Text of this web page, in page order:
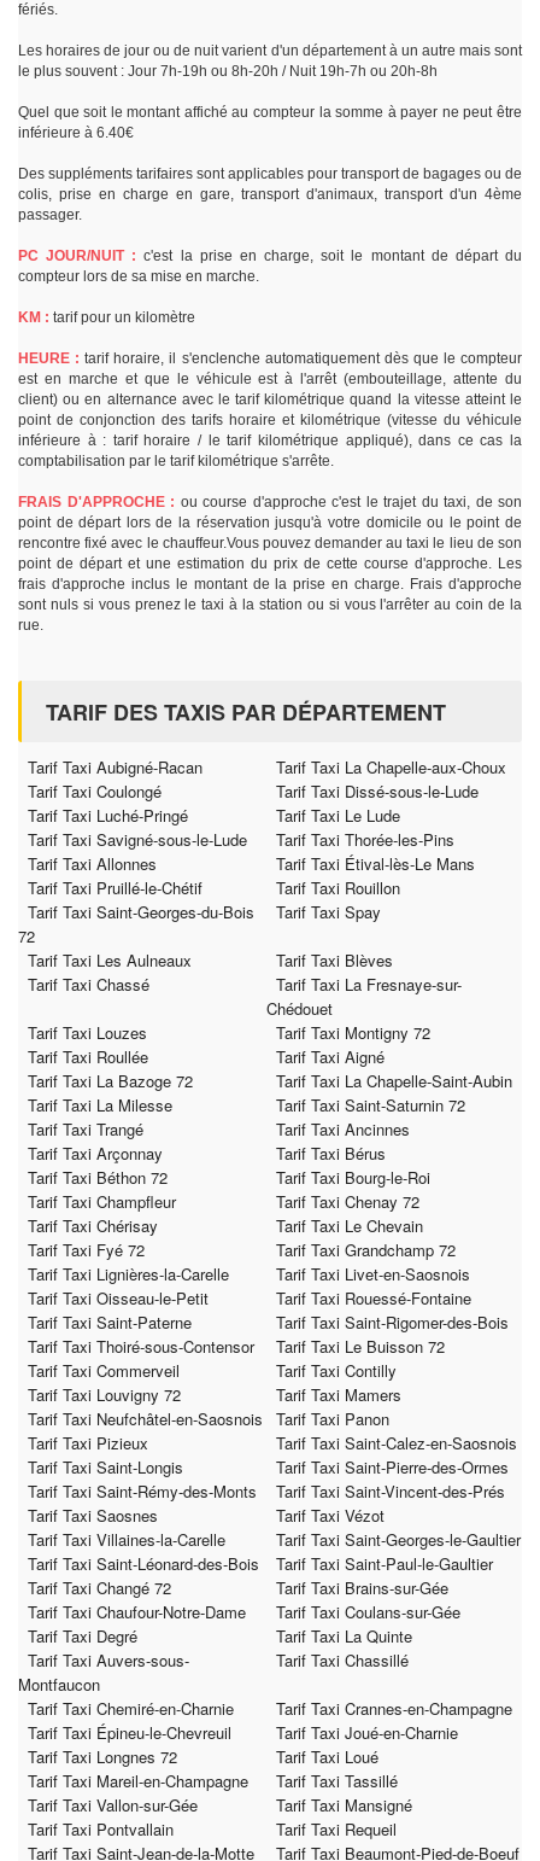
fériés.
Les horaires de jour ou de nuit varient d'un département à un autre mais sont
le plus souvent : Jour 7h-19h ou 8h-20h / Nuit 19h-7h ou 20h-8h
Quel que soit le montant affiché au compteur la somme à payer ne peut être
inférieure à 6.40€
Des suppléments tarifaires sont applicables pour transport de bagages ou de
colis, prise en charge en gare, transport d'animaux, transport d'un 4ème
passager.
PC JOUR/NUIT : c'est la prise en charge, soit le montant de départ du
compteur lors de sa mise en marche.
KM : tarif pour un kilomètre
HEURE : tarif horaire, il s'enclenche automatiquement dès que le compteur
est en marche et que le véhicule est à l'arrêt (embouteillage, attente du
client) ou en alternance avec le tarif kilométrique quand la vitesse atteint le
point de conjonction des tarifs horaire et kilométrique (vitesse du véhicule
inférieure à : tarif horaire / le tarif kilométrique appliqué), dans ce cas la
comptabilisation par le tarif kilométrique s'arrête.
FRAIS D'APPROCHE : ou course d'approche c'est le trajet du taxi, de son
point de départ lors de la réservation jusqu'à votre domicile ou le point de
rencontre fixé avec le chauffeur.Vous pouvez demander au taxi le lieu de son
point de départ et une estimation du prix de cette course d'approche. Les
frais d'approche inclus le montant de la prise en charge. Frais d'approche
sont nuls si vous prenez le taxi à la station ou si vous l'arrêter au coin de la
rue.
TARIF DES TAXIS PAR DÉPARTEMENT
Tarif Taxi Aubigné-Racan
Tarif Taxi La Chapelle-aux-Choux
Tarif Taxi Coulongé
Tarif Taxi Dissé-sous-le-Lude
Tarif Taxi Luché-Pringé
Tarif Taxi Le Lude
Tarif Taxi Savigné-sous-le-Lude
Tarif Taxi Thorée-les-Pins
Tarif Taxi Allonnes
Tarif Taxi Étival-lès-Le Mans
Tarif Taxi Pruillé-le-Chétif
Tarif Taxi Rouillon
Tarif Taxi Saint-Georges-du-Bois
72
Tarif Taxi Spay
Tarif Taxi Les Aulneaux
Tarif Taxi Blèves
Tarif Taxi Chassé
Tarif Taxi La Fresnaye-sur-
Chédouet
Tarif Taxi Louzes
Tarif Taxi Montigny 72
Tarif Taxi Roullée
Tarif Taxi Aigné
Tarif Taxi La Bazoge 72
Tarif Taxi La Chapelle-Saint-Aubin
Tarif Taxi La Milesse
Tarif Taxi Saint-Saturnin 72
Tarif Taxi Trangé
Tarif Taxi Ancinnes
Tarif Taxi Arçonnay
Tarif Taxi Bérus
Tarif Taxi Béthon 72
Tarif Taxi Bourg-le-Roi
Tarif Taxi Champfleur
Tarif Taxi Chenay 72
Tarif Taxi Chérisay
Tarif Taxi Le Chevain
Tarif Taxi Fyé 72
Tarif Taxi Grandchamp 72
Tarif Taxi Lignières-la-Carelle
Tarif Taxi Livet-en-Saosnois
Tarif Taxi Oisseau-le-Petit
Tarif Taxi Rouessé-Fontaine
Tarif Taxi Saint-Paterne
Tarif Taxi Saint-Rigomer-des-Bois
Tarif Taxi Thoiré-sous-Contensor
Tarif Taxi Le Buisson 72
Tarif Taxi Commerveil
Tarif Taxi Contilly
Tarif Taxi Louvigny 72
Tarif Taxi Mamers
Tarif Taxi Neufchâtel-en-Saosnois
Tarif Taxi Panon
Tarif Taxi Pizieux
Tarif Taxi Saint-Calez-en-Saosnois
Tarif Taxi Saint-Longis
Tarif Taxi Saint-Pierre-des-Ormes
Tarif Taxi Saint-Rémy-des-Monts
Tarif Taxi Saint-Vincent-des-Prés
Tarif Taxi Saosnes
Tarif Taxi Vézot
Tarif Taxi Villaines-la-Carelle
Tarif Taxi Saint-Georges-le-Gaultier
Tarif Taxi Saint-Léonard-des-Bois
Tarif Taxi Saint-Paul-le-Gaultier
Tarif Taxi Changé 72
Tarif Taxi Brains-sur-Gée
Tarif Taxi Chaufour-Notre-Dame
Tarif Taxi Coulans-sur-Gée
Tarif Taxi Degré
Tarif Taxi La Quinte
Tarif Taxi Auvers-sous-
Montfaucon
Tarif Taxi Chassillé
Tarif Taxi Chemiré-en-Charnie
Tarif Taxi Crannes-en-Champagne
Tarif Taxi Épineu-le-Chevreuil
Tarif Taxi Joué-en-Charnie
Tarif Taxi Longnes 72
Tarif Taxi Loué
Tarif Taxi Mareil-en-Champagne
Tarif Taxi Tassillé
Tarif Taxi Vallon-sur-Gée
Tarif Taxi Mansigné
Tarif Taxi Pontvallain
Tarif Taxi Requeil
Tarif Taxi Saint-Jean-de-la-Motte
Tarif Taxi Beaumont-Pied-de-Boeuf